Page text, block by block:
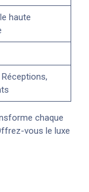
haute
chaque
vous le luxe